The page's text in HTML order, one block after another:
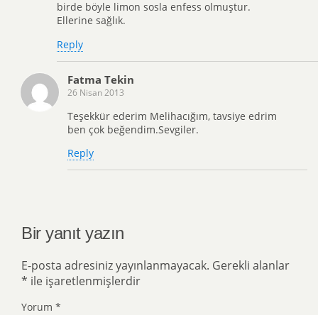
birde böyle limon sosla enfess olmuştur.
Ellerine sağlık.
Reply
Fatma Tekin
26 Nisan 2013
Teşekkür ederim Melihacığım, tavsiye edrim
ben çok beğendim.Sevgiler.
Reply
Bir yanıt yazın
E-posta adresiniz yayınlanmayacak. Gerekli alanlar
* ile işaretlenmişlerdir
Yorum *